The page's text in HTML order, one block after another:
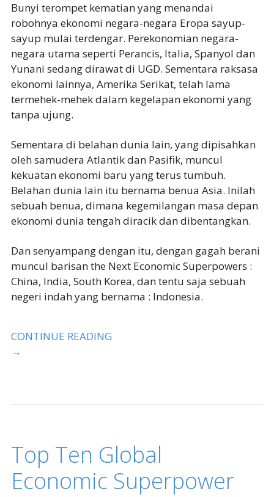
Bunyi terompet kematian yang menandai
robohnya ekonomi negara-negara Eropa sayup-
sayup mulai terdengar. Perekonomian negara-
negara utama seperti Perancis, Italia, Spanyol dan
Yunani sedang dirawat di UGD. Sementara raksasa
ekonomi lainnya, Amerika Serikat, telah lama
termehek-mehek dalam kegelapan ekonomi yang
tanpa ujung.
Sementara di belahan dunia lain, yang dipisahkan
oleh samudera Atlantik dan Pasifik, muncul
kekuatan ekonomi baru yang terus tumbuh.
Belahan dunia lain itu bernama benua Asia. Inilah
sebuah benua, dimana kegemilangan masa depan
ekonomi dunia tengah diracik dan dibentangkan.
Dan senyampang dengan itu, dengan gagah berani
muncul barisan the Next Economic Superpowers :
China, India, South Korea, dan tentu saja sebuah
negeri indah yang bernama : Indonesia.
CONTINUE READING
→
Top Ten Global
Economic Superpower